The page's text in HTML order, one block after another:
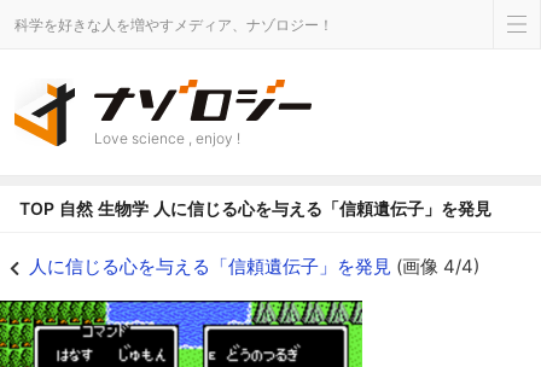
科学を好きな人を増やすメディア、ナゾロジー！
Love science , enjoy !
TOP 自然 生物学 人に信じる心を与える「信頼遺伝子」を発見
人に信じる心を与える「信頼遺伝子」を発見 (画像 4/4)